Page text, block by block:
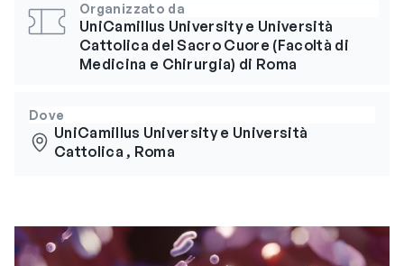
Organizzato da
UniCamillus University e Università
Cattolica del Sacro Cuore (Facoltà di
Medicina e Chirurgia) di Roma
Dove
UniCamillus University e Università
Cattolica , Roma